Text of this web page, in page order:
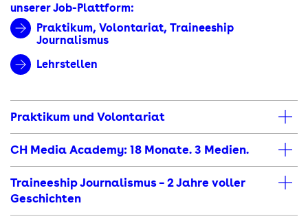
unserer Job-Plattform:
Praktikum, Volontariat, Traineeship
Journalismus
Lehrstellen
Praktikum und Volontariat
CH Media Academy: 18 Monate. 3 Medien.
Traineeship Journalismus – 2 Jahre voller
Geschichten